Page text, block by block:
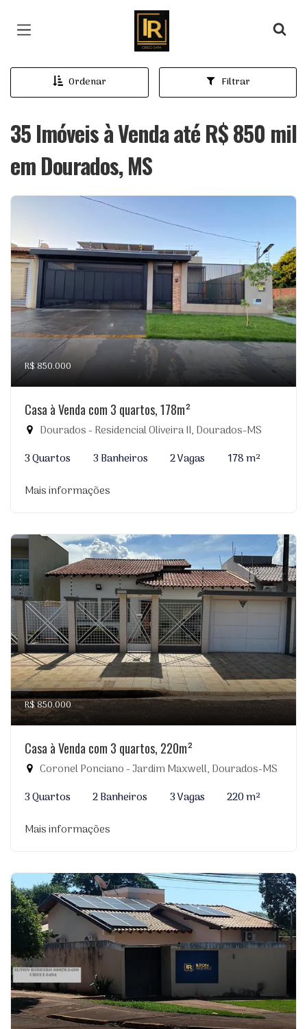
Página inicial
Ordenar Filtrar
35 Imóveis à Venda até R$ 850 mil
em Dourados, MS
R$ 850.000
Casa à Venda com 3 quartos, 178m²
Dourados - Residencial Oliveira II, Dourados-MS
3 Quartos
3 Banheiros 2 Vagas
178 m²
Mais informações
R$ 850.000
Casa à Venda com 3 quartos, 220m²
Coronel Ponciano - Jardim Maxwell, Dourados-MS
3 Quartos
2 Banheiros 3 Vagas
220 m²
Mais informações